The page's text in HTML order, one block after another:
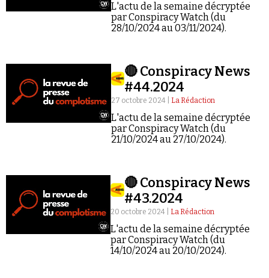
L'actu de la semaine décryptée
par Conspiracy Watch (du
28/10/2024 au 03/11/2024).
🔴 Conspiracy News
#44.2024
27 octobre 2024 | La Rédaction
L'actu de la semaine décryptée
par Conspiracy Watch (du
21/10/2024 au 27/10/2024).
🔴 Conspiracy News
#43.2024
20 octobre 2024 | La Rédaction
L'actu de la semaine décryptée
par Conspiracy Watch (du
14/10/2024 au 20/10/2024).